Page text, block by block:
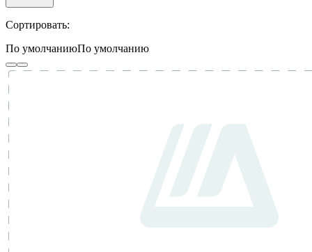
Сортировать:
По умолчаниюПо умолчанию